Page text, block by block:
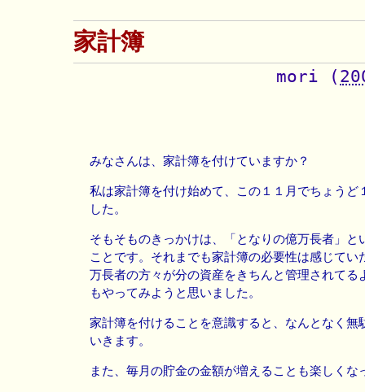
家計簿
mori (
みなさんは、家計簿を付けていますか？
私は家計簿を付け始めて、この１１月でちょうど
した。
そもそものきっかけは、「となりの億万長者」と
ことです。それまでも家計簿の必要性は感じてい
万長者の方々が分の資産をきちんと管理されてる
もやってみようと思いました。
家計簿を付けることを意識すると、なんとなく無
いきます。
また、毎月の貯金の金額が増えることも楽しくな